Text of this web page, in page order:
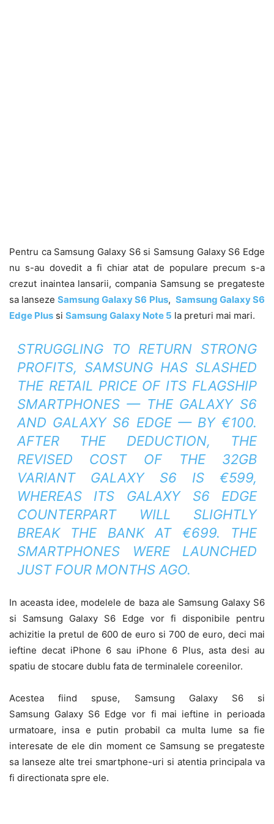
Pentru ca Samsung Galaxy S6 si Samsung Galaxy S6 Edge
nu s-au dovedit a fi chiar atat de populare precum s-a
crezut inaintea lansarii, compania Samsung se pregateste
sa lansezeSamsung Galaxy S6 Plus, Samsung Galaxy S6
Edge Plus si Samsung Galaxy Note 5 la preturi mai mari.
STRUGGLING TO RETURN STRONG
PROFITS, SAMSUNG HAS SLASHED
THE RETAIL PRICE OF ITS FLAGSHIP
SMARTPHONES — THE GALAXY S6
AND GALAXY S6 EDGE — BY €100.
AFTER THE DEDUCTION, THE
REVISED COST OF THE 32GB
VARIANT GALAXY S6 IS €599,
WHEREAS ITS GALAXY S6 EDGE
COUNTERPART WILL SLIGHTLY
BREAK THE BANK AT €699. THE
SMARTPHONES WERE LAUNCHED
JUST FOUR MONTHS AGO.
In aceasta idee, modelele de baza ale Samsung Galaxy S6
si Samsung Galaxy S6 Edge vor fi disponibile pentru
achizitie la pretul de 600 de euro si 700 de euro, deci mai
ieftine decat iPhone 6 sau iPhone 6 Plus, asta desi au
spatiu de stocare dublu fata de terminalele coreenilor.
Acestea fiind spuse, Samsung Galaxy S6 si
Samsung Galaxy S6 Edge vor fi mai ieftine in perioada
urmatoare, insa e putin probabil ca multa lume sa fie
interesate de ele din moment ce Samsung se pregateste
sa lanseze alte trei smartphone-uri si atentia principala va
fi directionata spre ele.